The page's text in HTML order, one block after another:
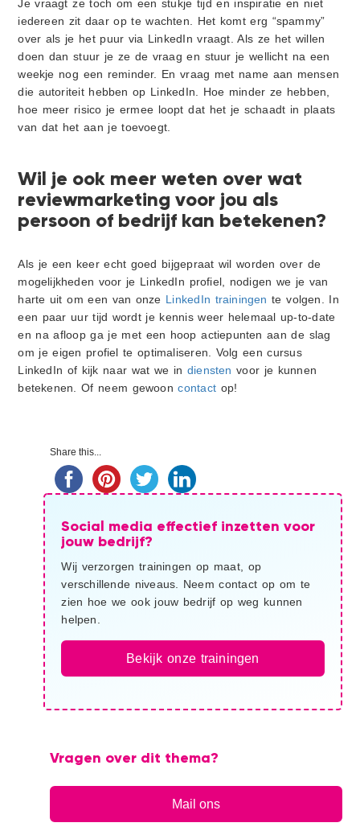
Je vraagt ze toch om een stukje tijd en inspiratie en niet
iedereen zit daar op te wachten. Het komt erg “spammy”
over als je het puur via LinkedIn vraagt. Als ze het willen
doen dan stuur je ze de vraag en stuur je wellicht na een
weekje nog een reminder. En vraag met name aan mensen
die autoriteit hebben op LinkedIn. Hoe minder ze hebben,
hoe meer risico je ermee loopt dat het je schaadt in plaats
van dat het aan je toevoegt.
Wil je ook meer weten over wat
reviewmarketing voor jou als
persoon of bedrijf kan betekenen?
Als je een keer echt goed bijgepraat wil worden over de
mogelijkheden voor je LinkedIn profiel, nodigen we je van
harte uit om een van onze LinkedIn trainingen te volgen. In
een paar uur tijd wordt je kennis weer helemaal up-to-date
en na afloop ga je met een hoop actiepunten aan de slag
om je eigen profiel te optimaliseren. Volg een cursus
LinkedIn of kijk naar wat we in dienstenvoor je kunnen
betekenen. Of neem gewooncontact op!
Primaire
Sidebar
Share this...
Social media effectief inzetten voor
jouw bedrijf?
Wij verzorgen trainingen op maat, op
verschillende niveaus. Neem contact op om te
zien hoe we ook jouw bedrijf op weg kunnen
helpen.
Bekijk onze trainingen
Vragen over dit thema?
Mail ons